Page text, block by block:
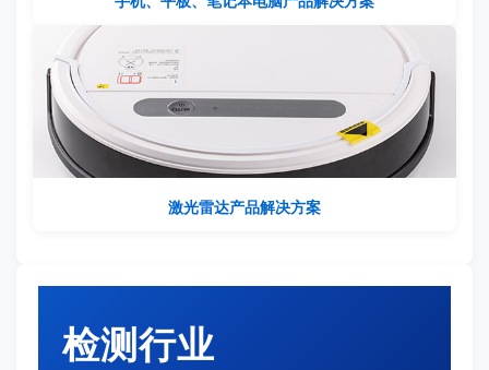
激光雷达产品解决方案
检测行业